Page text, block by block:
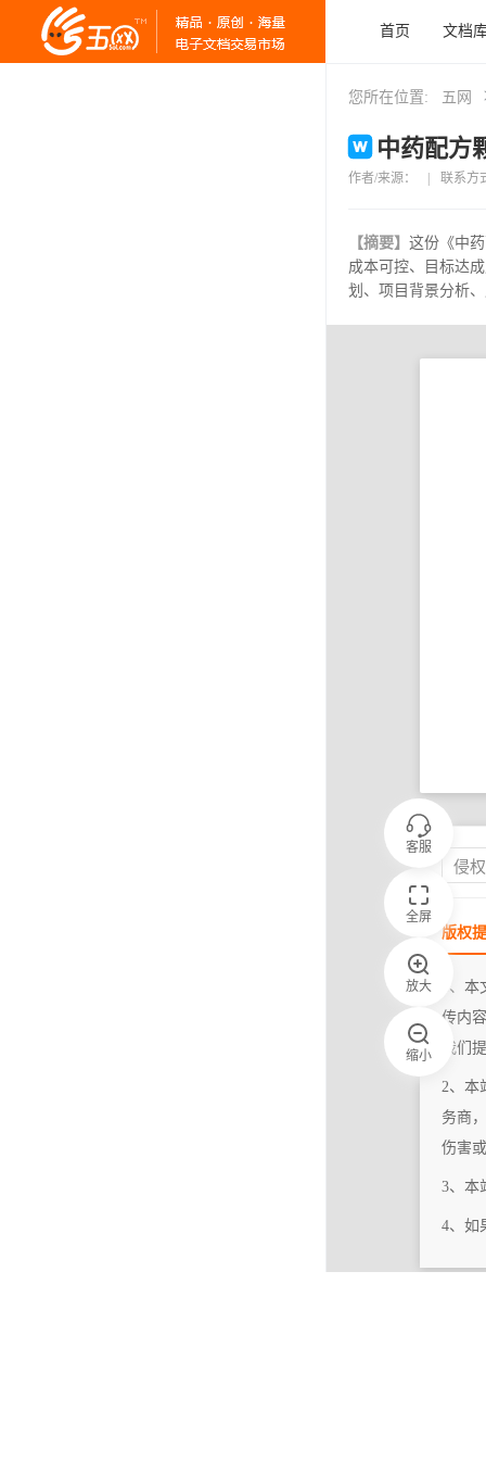
首页 文档
您所在位置: 五网
中药配方
作者/来源： 联系方
【摘要】 这份《中
成本可控、目标达
划、项目背景分析
客服
全屏
放大
缩小
侵
版权
1、
传内
我们
2、本
务商
伤害
3、本
4、如